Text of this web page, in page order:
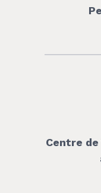
Centre